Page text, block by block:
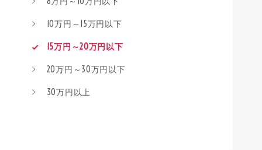
10万円～15万円以下
15万円～20万円以下
20万円～30万円以下
30万円以上